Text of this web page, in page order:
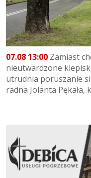
07.08 13:00 Zamiast
nieutwardzone
utrudnia poruszanie
radna Jolanta Pękała,